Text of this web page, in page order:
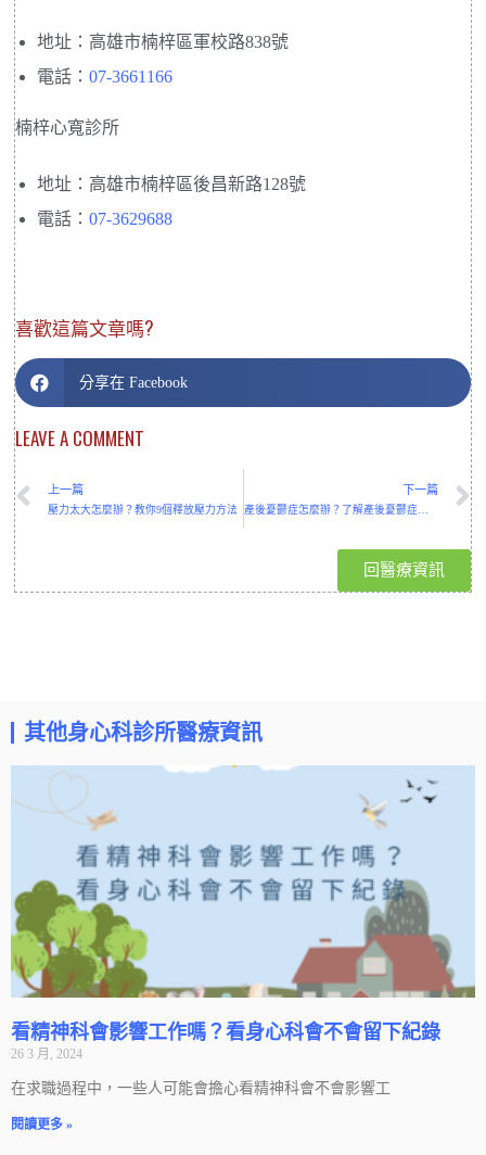
地址：高雄市楠梓區軍校路838號
電話：07-3661166
楠梓心寬診所
地址：高雄市楠梓區後昌新路128號
電話：07-3629688
喜歡這篇文章嗎?
分享在 Facebook
LEAVE A COMMENT
上一篇
壓力太大怎麼辦？教你9個釋放壓力方法
下一篇
產後憂鬱症怎麼辦？了解產後憂鬱症狀、原因與如何走出
回醫療資訊
其他身心科診所醫療資訊
看精神科會影響工作嗎？看身心科會不會留下紀錄
26 3 月, 2024
在求職過程中，一些人可能會擔心看精神科會不會影響工
閱讀更多 »